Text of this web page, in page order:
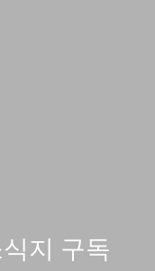
지 구독